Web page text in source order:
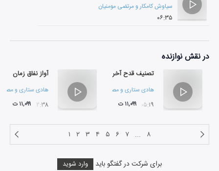
سیاوش کامکارومرتضی مومنیان
۰۶:۳۵
در نقشنوازنده
تصنیف قدح آخر
هادی ستاری ومصطفی مومنیان
۰۵:۱۹ ۱۱,۰۹۹ ت
آواز نفاق زمان
هادی ستاری و
۱۲:۳۸ ۱۱,۰۹۹ ت
۱ ۲ ۳ ۴ ۵ ۶ ۷ ... ۸
برای شرکت در گفتگو باید وارد شوید